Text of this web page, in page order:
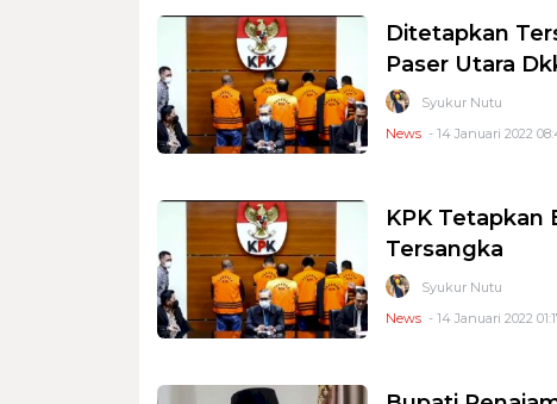
Ditetapkan
Paser Utara
Syukur Nutu
News - 14 Januari 2022
KPK Tetapkan
Tersangka
Syukur Nutu
News - 14 Januari 2022